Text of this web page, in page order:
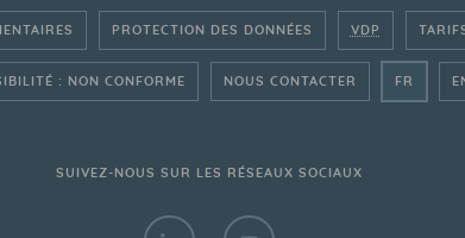
PROTECTION DES DONNÉES VDP
: NON CONFORME NOUS CONTACTER FR -
SUIVEZ-NOUS SUR LES RÉSEAUX SOCIAUX